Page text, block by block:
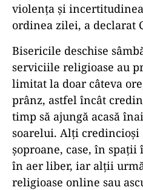
violența și
ordinea zilei, a declarat
Bisericile deschise
serviciile religioase au
limitat la doar câteva
prânz, astfel încât
timp să ajungă acasă
soarelui. Alți credincioși
șoproane, case, în
în aer liber, iar alții
religioase online sau